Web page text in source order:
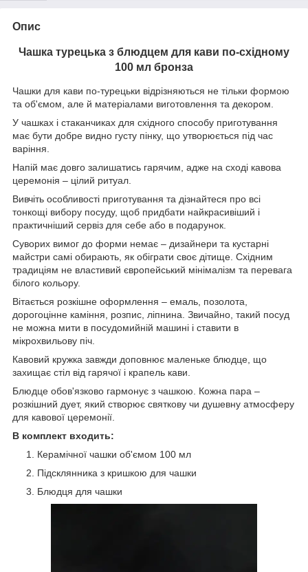
Опис
Чашка турецька з блюдцем для кави по-східному
100 мл бронза
Чашки для кави по-турецьки відрізняються не тільки формою
та об'ємом, але й матеріалами виготовлення та декором.
У чашках і стаканчиках для східного способу приготування
має бути добре видно густу пінку, що утворюється під час
варіння.
Напій має довго залишатись гарячим, адже на сході кавова
церемонія – цілий ритуал.
Вивчіть особливості приготування та дізнайтеся про всі
тонкощі вибору посуду, щоб придбати найкрасивіший і
практичніший сервіз для себе або в подарунок.
Суворих вимог до форми немає – дизайнери та кустарні
майстри самі обирають, як обіграти своє дітище. Східним
традиціям не властивий європейський мінімалізм та перевага
білого кольору.
Вітається розкішне оформлення – емаль, позолота,
дорогоцінне каміння, розпис, ліпнина. Звичайно, такий посуд
не можна мити в посудомийній машині і ставити в
мікрохвильову піч.
Кавовий кружка завжди доповнює маленьке блюдце, що
захищає стіл від гарячої і крапель кави.
Блюдце обов'язково гармонує з чашкою. Кожна пара –
розкішний дует, який створює святкову чи душевну атмосферу
для кавової церемонії.
В комплект входить:
Керамічної чашки об'ємом 100 мл
Підсклянника з кришкою для чашки
Блюдця для чашки